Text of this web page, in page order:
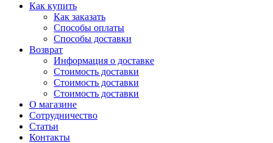
Как купить
Как заказать
Способы оплаты
Способы доставки
Возврат
Информация о доставке
Стоимость доставки
Стоимость доставки
Стоимость доставки
О магазине
Сотрудничество
Статьи
Контакты